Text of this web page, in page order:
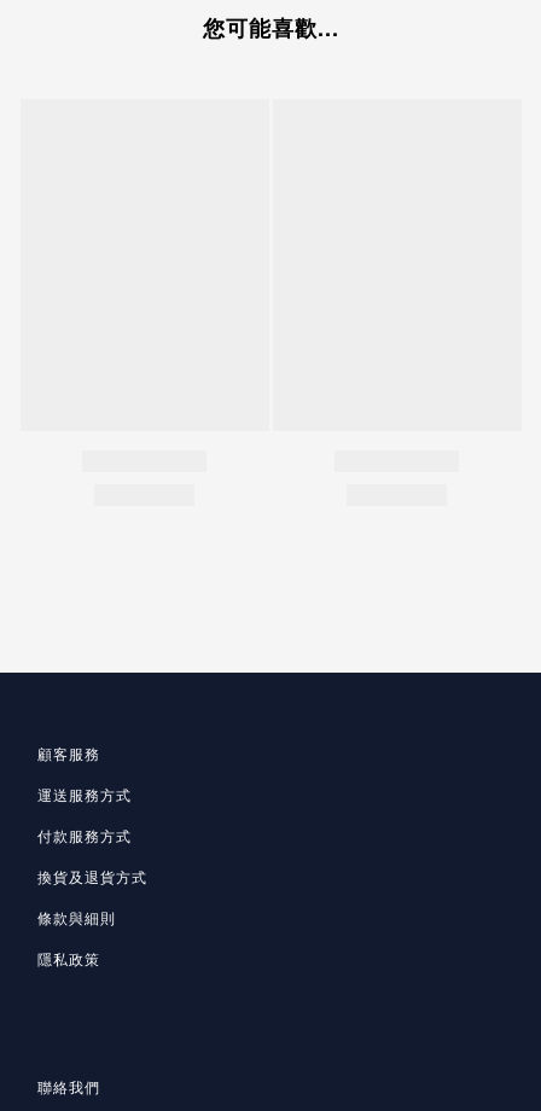
您可能喜歡...
顧客服務
運送服務方式
付款服務方式
換貨及退貨方式
條款與細則
隱私政策
聯絡我們